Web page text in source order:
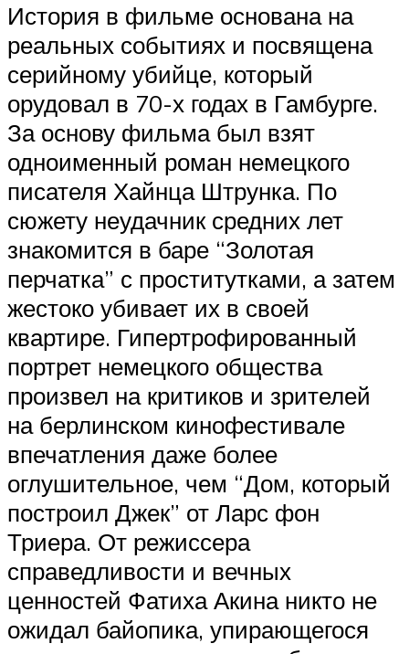
История в фильме основана на
реальных событиях и посвящена
серийному убийце, который
орудовал в 70-х годах в Гамбурге.
За основу фильма был взят
одноименный роман немецкого
писателя Хайнца Штрунка. По
сюжету неудачник средних лет
знакомится в баре “Золотая
перчатка” с проститутками, а затем
жестоко убивает их в своей
квартире. Гипертрофированный
портрет немецкого общества
произвел на критиков и зрителей
на берлинском кинофестивале
впечатления даже более
оглушительное, чем “Дом, который
построил Джек” от Ларс фон
Триера. От режиссера
справедливости и вечных
ценностей Фатиха Акина никто не
ожидал байопика, упирающегося